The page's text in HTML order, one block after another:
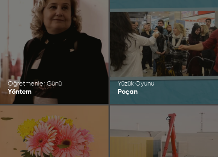
Öğretmenler Günü
Yöntem
Yüzük Oyunu
Poçan